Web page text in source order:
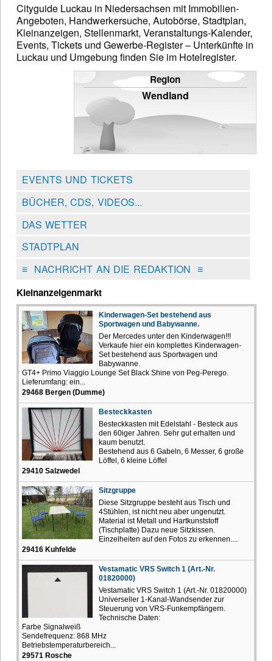
Cityguide Luckau in Niedersachsen mit Immobilien-
Angeboten, Handwerkersuche, Autobörse, Stadtplan,
Kleinanzeigen, Stellenmarkt, Veranstaltungs-Kalender,
Events, Tickets und Gewerbe-Register – Unterkünfte in
Luckau und Umgebung finden Sie im Hotelregister.
Region
Wendland
EVENTS UND TICKETS
BÜCHER, CDS, VIDEOS...
DAS WETTER
STADTPLAN
≡NACHRICHT AN DIE REDAKTION ≡
Kleinanzeigenmarkt
Kinderwagen-Set bestehend aus
Sportwagen und Babywanne.
Der Mercedes unter den Kinderwagen!!!
Verkaufe hier ein komplettes Kinderwagen-
Set bestehend aus Sportwagen und
Babywanne.
GT4+ Primo Viaggio Lounge Set Black Shine von Peg-Perego.
Lieferumfang: ein...
29468 Bergen (Dumme)
Besteckkasten
Besteckkasten mit Edelstahl - Besteck aus
den 60iger Jahren. Sehr gut erhalten und
kaum benutzt.
Bestehend aus 6 Gabeln, 6 Messer, 6 große
Löffel, 6 kleine Löffel
29410 Salzwedel
Sitzgruppe
Diese Sitzgruppe besteht aus Tisch und
4Stühlen, ist nicht neu aber ungenutzt.
Material ist Metall und Hartkunststoff
(Tischplatte) Dazu neue Sitzkissen.
Einzelheiten auf den Fotos zu erkennen....
29416 Kuhfelde
Vestamatic VRS Switch 1 (Art.-Nr.
01820000)
Vestamatic VRS Switch 1 (Art.-Nr. 01820000)
Universeller 1-Kanal-Wandsender zur
Steuerung von VRS-Funkempfängern.
Technische Daten:
Farbe Signalweiß
Sendefrequenz: 868 MHz
Betriebstemperaturbereich...
29571 Rosche